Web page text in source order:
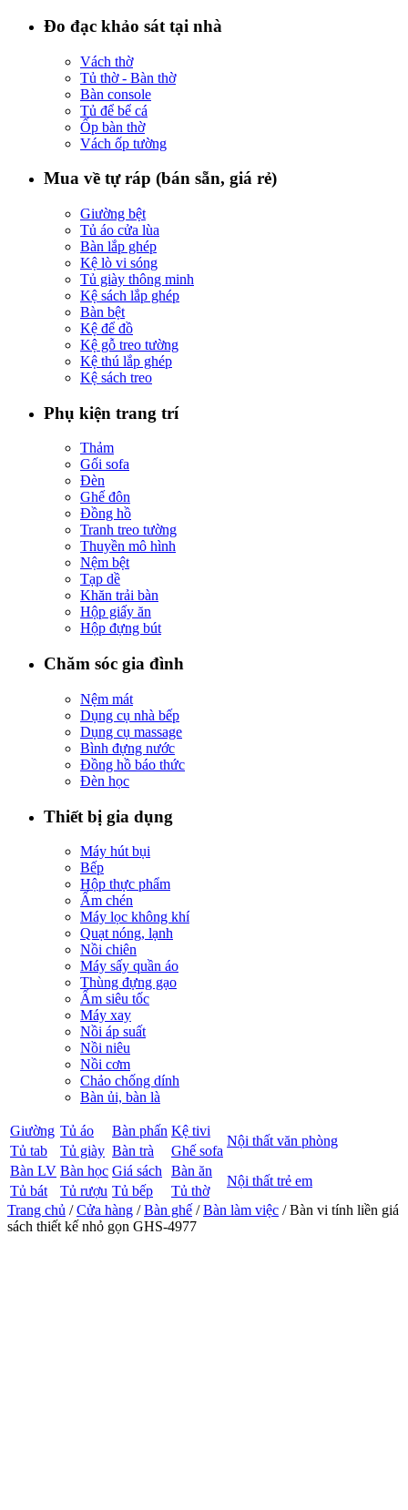
Đo đạc khảo sát tại nhà
Vách thờ
Tủ thờ - Bàn thờ
Bàn console
Tủ để bể cá
Ốp bàn thờ
Vách ốp tường
Mua về tự ráp (bán sẵn, giá rẻ)
Giường bệt
Tủ áo cửa lùa
Bàn lắp ghép
Kệ lò vi sóng
Tủ giày thông minh
Kệ sách lắp ghép
Bàn bệt
Kệ để đồ
Kệ gỗ treo tường
Kệ thú lắp ghép
Kệ sách treo
Phụ kiện trang trí
Thảm
Gối sofa
Đèn
Ghế đôn
Đồng hồ
Tranh treo tường
Thuyền mô hình
Nệm bệt
Tạp dề
Khăn trải bàn
Hộp giấy ăn
Hộp đựng bút
Chăm sóc gia đình
Nệm mát
Dụng cụ nhà bếp
Dụng cụ massage
Bình đựng nước
Đồng hồ báo thức
Đèn học
Thiết bị gia dụng
Máy hút bụi
Bếp
Hộp thực phẩm
Ấm chén
Máy lọc không khí
Quạt nóng, lạnh
Nồi chiên
Máy sấy quần áo
Thùng đựng gạo
Ấm siêu tốc
Máy xay
Nồi áp suất
Nồi niêu
Nồi cơm
Chảo chống dính
Bàn ủi, bàn là
Giường Tủ áo Bàn phấn Kệ tivi
Nội thất văn phòng
Tủ tab Tủ giày Bàn trà
Ghế sofa
Bàn LV Bàn học Giá sách Bàn ăn
Nội thất trẻ em
Tủ bát Tủ rượu Tủ bếp
Tủ thờ
Trang chủ /Cửa hàng /Bàn ghế /Bàn làm việc / Bàn vi tính liền giá
sách thiết kế nhỏ gọn GHS-4977